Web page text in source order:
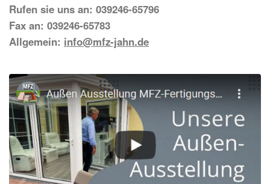
Rufen sie uns an: 039246-65796
Fax an: 039246-65783
Allgemein: info@mfz-jahn.de